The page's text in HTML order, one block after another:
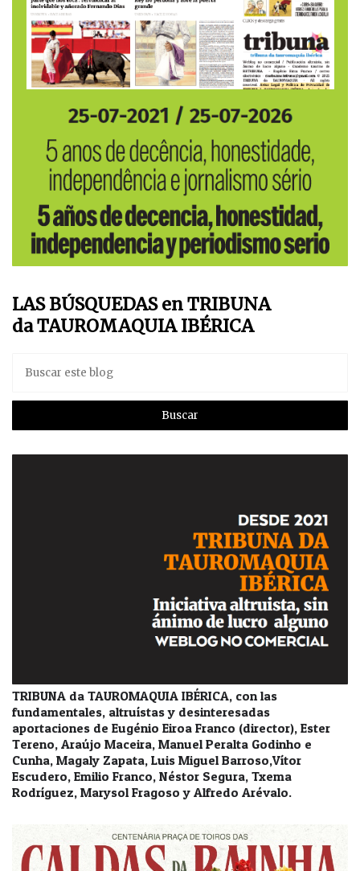
LAS BÚSQUEDAS en TRIBUNA
da TAUROMAQUIA IBÉRICA
TRIBUNA da TAUROMAQUIA IBÉRICA, con las
fundamentales, altruístas y desinteresadas
aportaciones de Eugénio Eiroa Franco (director), Ester
Tereno, Araújo Maceira, Manuel Peralta Godinho e
Cunha, Magaly Zapata, Luis Miguel Barroso,Vítor
Escudero, Emilio Franco, Néstor Segura, Txema
Rodríguez, Marysol Fragoso y Alfredo Arévalo.